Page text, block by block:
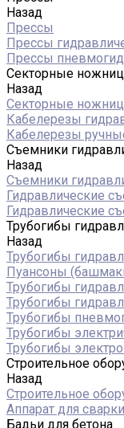
Назад
Прессы
Прессы
Прессы
Секторные
Назад
Секторные
Кабелерезы
Кабелерезы
Съемники
Назад
Съемники
Гидравлические
Гидравлические
Трубогибы
Назад
Трубогибы
Пуансоны
Трубогибы
Трубогибы
Трубогибы
Трубогибы
Трубогибы
Строительное
Назад
Строительное
Аппарат для
Бадьи для бетона